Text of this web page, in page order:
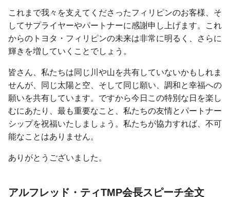
これまで我々を支えてくださったフィリピンのお客様、そ
してサプライヤーやパートナーに感謝申し上げます。これ
からのトヨタ・フィリピンの未来は非常に明るく、さらに
輝きを増していくことでしょう。
皆さん、私たちは同じ川や山を共有していないかもしれま
せんが、同じ太陽と空、そして同じ願い、調和と幸福への
願いを共有しています。ですから今日この特別な日を楽し
むにあたり、最も重要なこと、私たちの友情とパートナー
シップを祝福いたしましょう。私たちが協力すれば、不可
能なことはありません。
ありがとうございました。
アルフレッド・ティTMP会長スピーチ全文